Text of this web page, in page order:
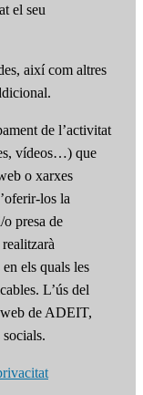
el seu
així com altres
de l’activitat
vídeos…) que
o xarxes
los la
presa de
els quals les
L’ús del
de ADEIT,